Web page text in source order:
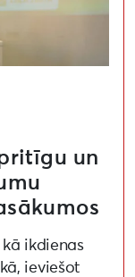
un
ikdienas
ieviešot